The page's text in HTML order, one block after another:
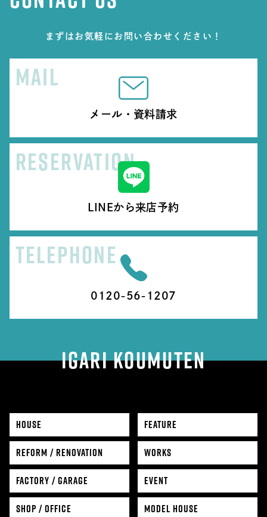
まずはお気軽にお問い合わせください！
MAIL
メール・資料請求
RESERVATION
LINEから来店予約
TELEPHONE
0120-56-1207
IGARI KOUMUTEN
HOUSE
FEATURE
REFORM / RENOVATION
WORKS
FACTORY / GARAGE
EVENT
SHOP / OFFICE
MODEL HOUSE